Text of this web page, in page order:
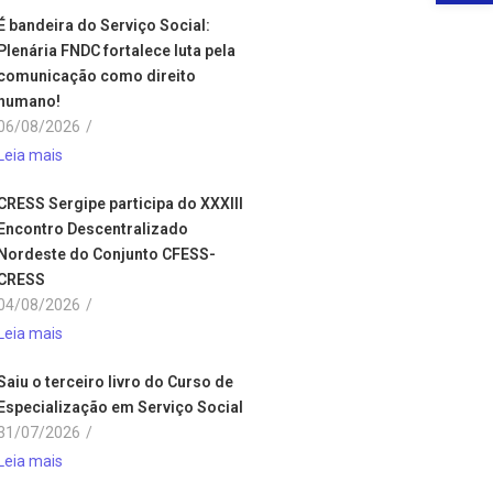
bandeira do Serviço Social:
FNDC fortalece luta pela
como direito
08/2026 /
mais
Sergipe participa do XXXIII
Descentralizado
do Conjunto CFESS-
08/2026 /
mais
o terceiro livro do Curso de
em Serviço Social
07/2026 /
mais